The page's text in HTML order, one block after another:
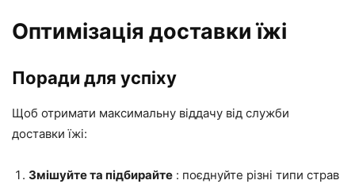
Оптимізація доставки їжі
Поради для успіху
Щоб отримати максимальну віддачу від служби
доставки їжі:
Змішуйте та підбирайте : поєднуйте різні типи страв